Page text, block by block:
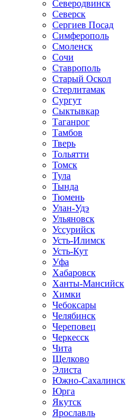
Северодвинск
Северск
Сергиев Посад
Симферополь
Смоленск
Сочи
Ставрополь
Старый Оскол
Стерлитамак
Сургут
Сыктывкар
Таганрог
Тамбов
Тверь
Тольятти
Томск
Тула
Тында
Тюмень
Улан-Удэ
Ульяновск
Уссурийск
Усть-Илимск
Усть-Кут
Уфа
Хабаровск
Ханты-Мансийск
Химки
Чебоксары
Челябинск
Череповец
Черкесск
Чита
Щелково
Элиста
Южно-Сахалинск
Юрга
Якутск
Ярославль